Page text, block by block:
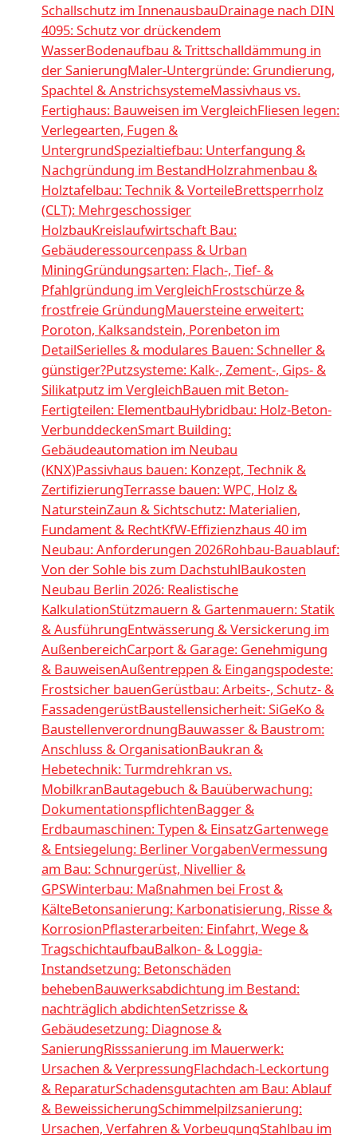
Schallschutz im InnenausbauDrainage nach DIN
4095: Schutz vor drückendem
WasserBodenaufbau & Trittschalldämmung in
der SanierungMaler-Untergründe: Grundierung,
Spachtel & AnstrichsystemeMassivhaus vs.
Fertighaus: Bauweisen im VergleichFliesen legen:
Verlegearten, Fugen &
UntergrundSpezialtiefbau: Unterfangung &
Nachgründung im BestandHolzrahmenbau &
Holztafelbau: Technik & VorteileBrettsperrholz
(CLT): Mehrgeschossiger
HolzbauKreislaufwirtschaft Bau:
Gebäuderessourcenpass & Urban
MiningGründungsarten: Flach-, Tief- &
Pfahlgründung im VergleichFrostschürze &
frostfreie GründungMauersteine erweitert:
Poroton, Kalksandstein, Porenbeton im
DetailSerielles & modulares Bauen: Schneller &
günstiger?Putzsysteme: Kalk-, Zement-, Gips- &
Silikatputz im VergleichBauen mit Beton-
Fertigteilen: ElementbauHybridbau: Holz-Beton-
VerbunddeckenSmart Building:
Gebäudeautomation im Neubau
(KNX)Passivhaus bauen: Konzept, Technik &
ZertifizierungTerrasse bauen: WPC, Holz &
NatursteinZaun & Sichtschutz: Materialien,
Fundament & RechtKfW-Effizienzhaus 40 im
Neubau: Anforderungen 2026Rohbau-Bauablauf:
Von der Sohle bis zum DachstuhlBaukosten
Neubau Berlin 2026: Realistische
KalkulationStützmauern & Gartenmauern: Statik
& AusführungEntwässerung & Versickerung im
AußenbereichCarport & Garage: Genehmigung
& BauweisenAußentreppen & Eingangspodeste:
Frostsicher bauenGerüstbau: Arbeits-, Schutz- &
FassadengerüstBaustellensicherheit: SiGeKo &
BaustellenverordnungBauwasser & Baustrom:
Anschluss & OrganisationBaukran &
Hebetechnik: Turmdrehkran vs.
MobilkranBautagebuch & Bauüberwachung:
DokumentationspflichtenBagger &
Erdbaumaschinen: Typen & EinsatzGartenwege
& Entsiegelung: Berliner VorgabenVermessung
am Bau: Schnurgerüst, Nivellier &
GPSWinterbau: Maßnahmen bei Frost &
KälteBetonsanierung: Karbonatisierung, Risse &
KorrosionPflasterarbeiten: Einfahrt, Wege &
TragschichtaufbauBalkon- & Loggia-
Instandsetzung: Betonschäden
behebenBauwerksabdichtung im Bestand:
nachträglich abdichtenSetzrisse &
Gebäudesetzung: Diagnose &
SanierungRisssanierung im Mauerwerk:
Ursachen & VerpressungFlachdach-Leckortung
& ReparaturSchadensgutachten am Bau: Ablauf
& BeweissicherungSchimmelpilzsanierung:
Ursachen, Verfahren & VorbeugungStahlbau im